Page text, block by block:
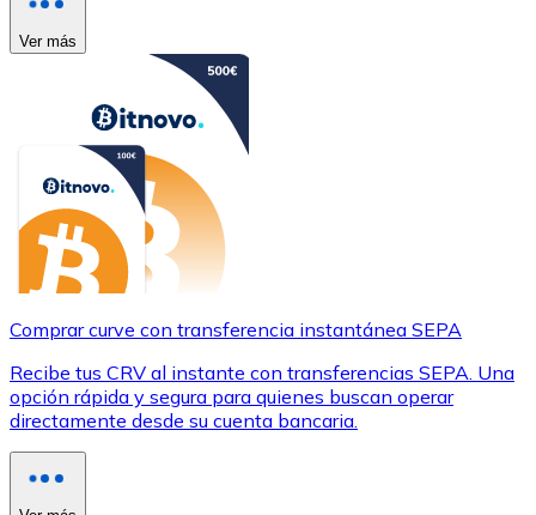
Ver más
Comprar curve con transferencia instantánea SEPA
Recibe tus CRV al instante con transferencias SEPA. Una
opción rápida y segura para quienes buscan operar
directamente desde su cuenta bancaria.